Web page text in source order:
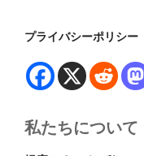
プライバシーポリシー
私たちについて